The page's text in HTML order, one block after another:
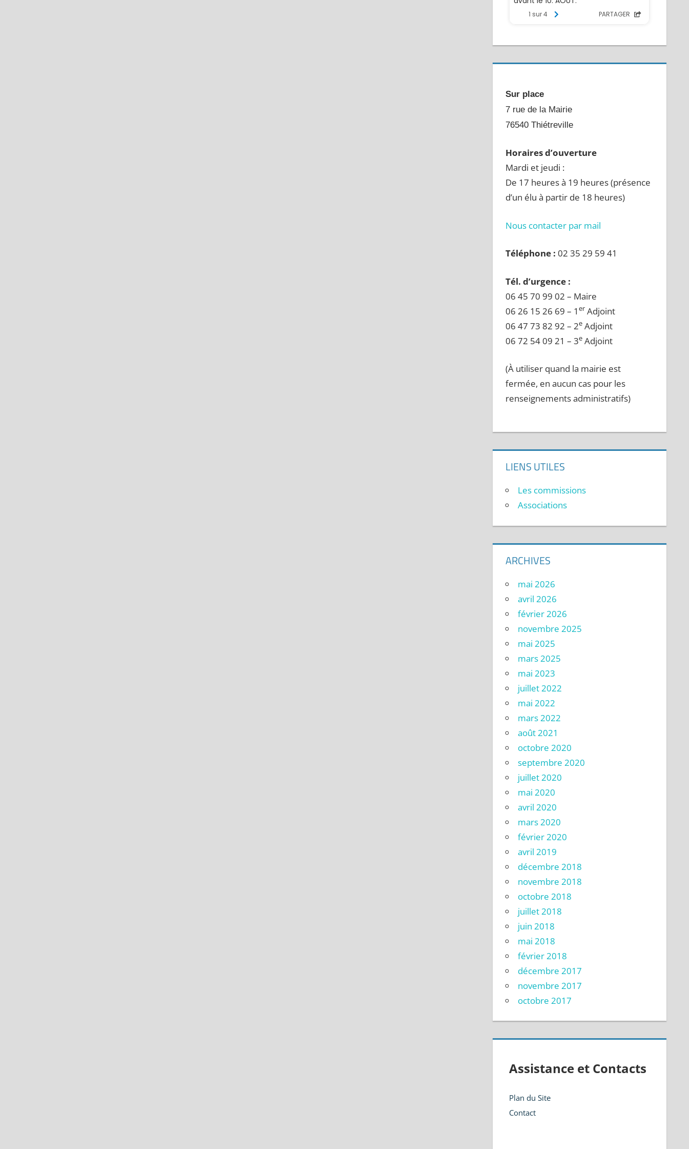
Sur place
7 rue de la Mairie
76540 Thiétreville
Horaires d’ouverture
Mardi et jeudi :
De 17 heures à 19 heures (présence
d’un élu à partir de 18 heures)
Nous contacter par mail
Téléphone : 02 35 29 59 41
Tél. d’urgence :
06 45 70 99 02 – Maire
06 26 15 26 69 – 1er Adjoint
06 47 73 82 92 – 2e Adjoint
06 72 54 09 21 – 3e Adjoint
(À utiliser quand la mairie est
fermée, en aucun cas pour les
renseignements administratifs)
LIENS UTILES
Les commissions
Associations
ARCHIVES
mai 2026
avril 2026
février 2026
novembre 2025
mai 2025
mars 2025
mai 2023
juillet 2022
mai 2022
mars 2022
août 2021
octobre 2020
septembre 2020
juillet 2020
mai 2020
avril 2020
mars 2020
février 2020
avril 2019
décembre 2018
novembre 2018
octobre 2018
juillet 2018
juin 2018
mai 2018
février 2018
décembre 2017
novembre 2017
octobre 2017
Assistance et Contacts
Plan du Site
Contact